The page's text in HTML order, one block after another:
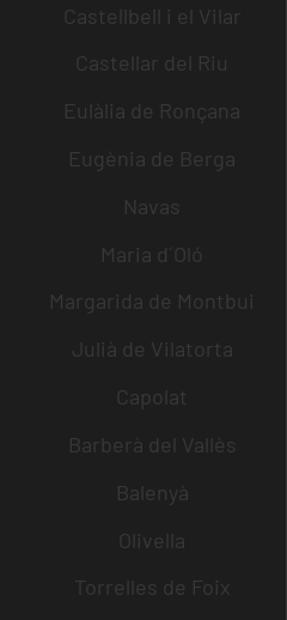
Castellbell i el Vilar
Castellar del Riu
Eulàlia de Ronçana
Eugènia de Berga
Navas
Maria d´Oló
Margarida de Montbui
Julià de Vilatorta
Capolat
Barberà del Vallès
Balenyà
Olivella
Torrelles de Foix